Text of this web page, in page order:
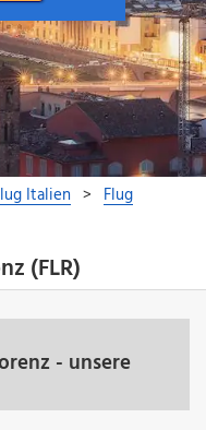
(FLR)
- unsere